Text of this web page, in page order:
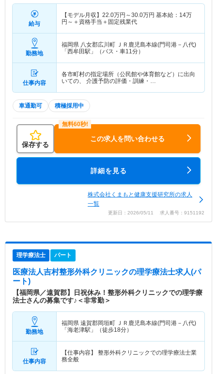
給与
【モデル月収】 22.0万円～30.0万円 基本給：14万
円～＋資格手当＋固定残業代
勤務地
福岡県 八女郡広川町 ＪＲ鹿児島本線(門司港－八代)
「西牟田駅」（バス・車11分）
仕事内容
各市町村の指定場所（公民館や体育館など）に出向
いての、 介護予防の評価・訓練・…
車通勤可 積極採用中
保存する
この求人を問い合わせる
詳細を見る
株式会社くまもと健康支援研究所の求人
一覧
更新日：2026/05/11 求人番号：9151192
理学療法士 パート
医療法人吉村整形外科クリニックの理学療法士求人(パ
ート)
【福岡県／遠賀郡】日祝休み！整形外科クリニックでの理学療
法士さんの募集です♪＜非常勤＞
勤務地
福岡県 遠賀郡岡垣町 ＪＲ鹿児島本線(門司港－八代)
「海老津駅」（徒歩18分）
仕事内容
【仕事内容】 整形外科クリニックでの理学療法士業
務全般